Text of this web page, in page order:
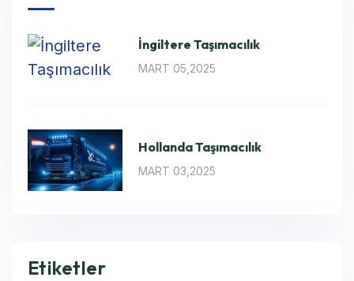
İngiltere Taşımacılık
MART 05,2025
Hollanda Taşımacılık
MART 03,2025
Etiketler